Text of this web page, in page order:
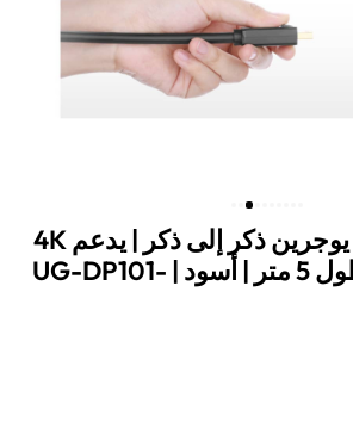
كيبل HDMI من يوجرين ذكر إلى ذكر | يدعم 4K
عند 30 هرتز | طول 5 متر | أسود | UG-DP101-